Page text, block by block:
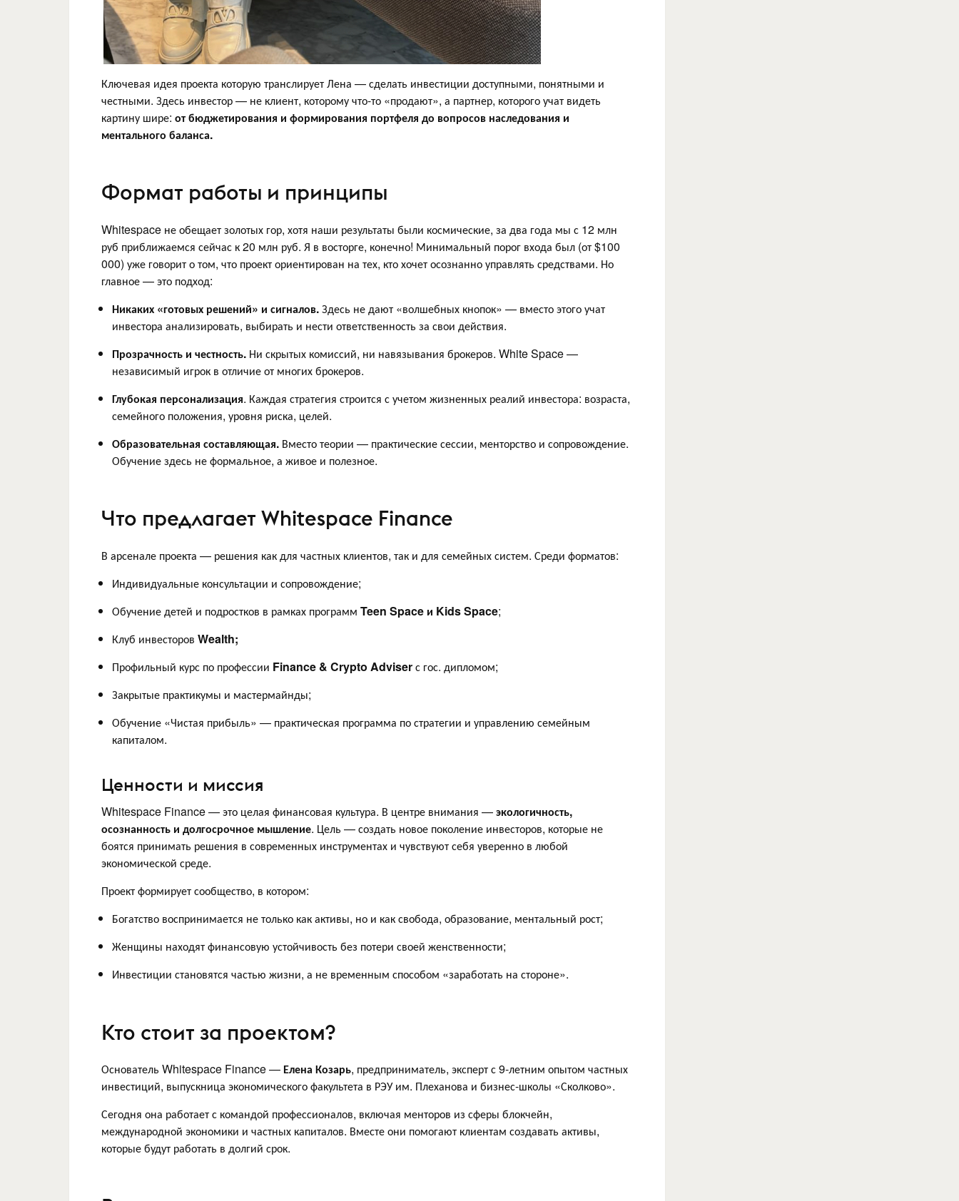
Ключевая идея проекта которую транслирует Лена — сделать инвестиции доступными, понятными и
честными. Здесь инвестор — не клиент, которому что-то «продают», а партнер, которого учат видеть
картину шире: от бюджетирования и формирования портфеля до вопросов наследования и
ментального баланса.
Формат работы и принципы
Whitespace не обещает золотых гор, хотя наши результаты были космические, за два года мы с 12 млн
руб приближаемся сейчас к 20 млн руб. Я в восторге, конечно! Минимальный порог входа был (от $100
000) уже говорит о том, что проект ориентирован на тех, кто хочет осознанно управлять средствами. Но
главное — это подход:
Никаких «готовых решений» и сигналов.Здесь не дают «волшебных кнопок» — вместо этого учат
инвестора анализировать, выбирать и нести ответственность за свои действия.
Прозрачность и честность. Ни скрытых комиссий, ни навязывания брокеров. White Space —
независимый игрок в отличие от многих брокеров.
Глубокая персонализация. Каждая стратегия строится с учетом жизненных реалий инвестора: возраста,
семейного положения, уровня риска, целей.
Образовательная составляющая. Вместо теории — практические сессии, менторство и сопровождение.
Обучение здесь не формальное, а живое и полезное.
Что предлагает Whitespace Finance
В арсенале проекта — решения как для частных клиентов, так и для семейных систем. Среди форматов:
Индивидуальные консультации и сопровождение;
Обучение детей и подростков в рамках программ Teen Space и Kids Space;
Клуб инвесторов Wealth;
Профильный курс по профессии Finance & Crypto Adviserс гос. дипломом;
Закрытые практикумы и мастермайнды;
Обучение «Чистая прибыль» — практическая программа по стратегии и управлению семейным
капиталом.
Ценности и миссия
Whitespace Finance — это целая финансовая культура. В центре внимания —экологичность,
осознанность и долгосрочное мышление. Цель — создать новое поколение инвесторов, которые не
боятся принимать решения в современных инструментах и чувствуют себя уверенно в любой
экономической среде.
Проект формирует сообщество, в котором:
Богатство воспринимается не только как активы, но и как свобода, образование, ментальный рост;
Женщины находят финансовую устойчивость без потери своей женственности;
Инвестиции становятся частью жизни, а не временным способом «заработать на стороне».
Кто стоит за проектом?
Основатель Whitespace Finance — Елена Козарь, предприниматель, эксперт с 9-летним опытом частных
инвестиций, выпускница экономического факультета в РЭУ им. Плеханова и бизнес-школы «Сколково».
Сегодня она работает с командой профессионалов, включая менторов из сферы блокчейн,
международной экономики и частных капиталов. Вместе они помогают клиентам создавать активы,
которые будут работать в долгий срок.